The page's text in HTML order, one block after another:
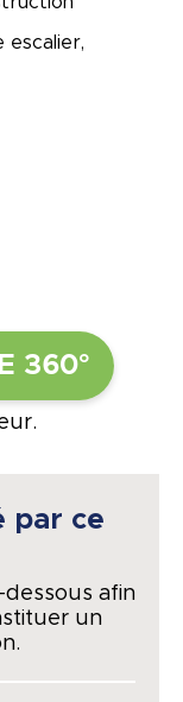
escalier,
360°
par ce
afin
un